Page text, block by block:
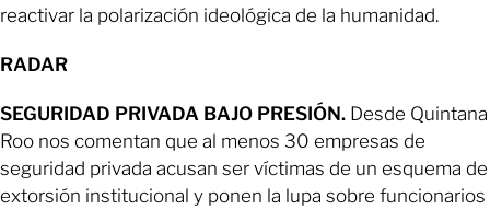
reactivar la polarización ideológica de la humanidad.
RADAR
SEGURIDAD PRIVADA BAJO PRESIÓN. Desde Quintana
Roo nos comentan que al menos 30 empresas de
seguridad privada acusan ser víctimas de un esquema de
extorsión institucional y ponen la lupa sobre funcionarios